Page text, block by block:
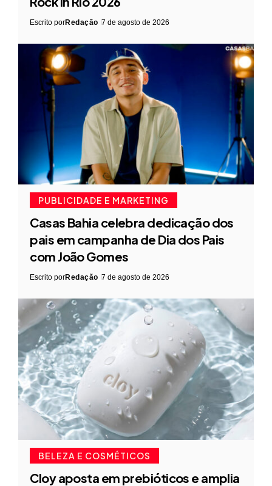
Escrito porRedação 7 de agosto de 2026
PUBLICIDADE E MARKETING
Casas Bahia celebra dedicação dos
pais em campanha de Dia dos Pais
com João Gomes
Escrito porRedação 7 de agosto de 2026
BELEZA E COSMÉTICOS
Cloy aposta em prebióticos e amplia